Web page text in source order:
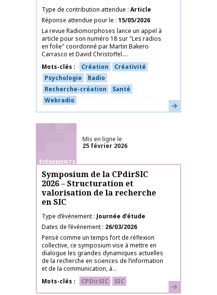
Type de contribution attendue Article
Réponse attendue pour le 15/05/2026
La revue Radiomorphoses lance un appel à
article pour son numéro 18 sur "Les radios
en folie" coordonné par Martin Bakero
Carrasco et David Christoffel....
Mots-clés
Création
Créativité
Psychologie
Radio
Recherche-création
Santé
Webradio
En savoir plus
ÉVÉNEMENTS
Mis en ligne le
25 février 2026
Symposium de la CPdirSIC
2026 – Structuration et
valorisation de la recherche
en SIC
Type d’événement Journée d’étude
Dates de l’événement 26/03/2026
Pensé comme un temps fort de réflexion
collective, ce symposium vise à mettre en
dialogue les grandes dynamiques actuelles
de la recherche en sciences de l’information
et de la communication, à...
Mots-clés
CPDirSIC SIC En savoir plus